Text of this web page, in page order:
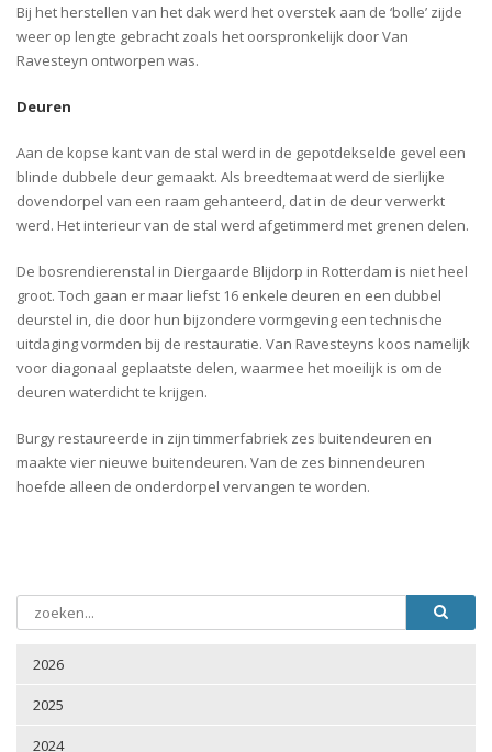
2026
2025
2024
Bij het herstellen van het dak werd het overstek aan de ‘bolle’ zijde
weer op lengte gebracht zoals het oorspronkelijk door Van
Ravesteyn ontworpen was.
Deuren
Aan de kopse kant van de stal werd in de gepotdekselde gevel een
blinde dubbele deur gemaakt. Als breedtemaat werd de sierlijke
dovendorpel van een raam gehanteerd, dat in de deur verwerkt
werd. Het interieur van de stal werd afgetimmerd met grenen delen.
De bosrendierenstal in Diergaarde Blijdorp in Rotterdam is niet heel
groot. Toch gaan er maar liefst 16 enkele deuren en een dubbel
deurstel in, die door hun bijzondere vormgeving een technische
uitdaging vormden bij de restauratie. Van Ravesteyns koos namelijk
voor diagonaal geplaatste delen, waarmee het moeilijk is om de
deuren waterdicht te krijgen.
Burgy restaureerde in zijn timmerfabriek zes buitendeuren en
maakte vier nieuwe buitendeuren. Van de zes binnendeuren
hoefde alleen de onderdorpel vervangen te worden.